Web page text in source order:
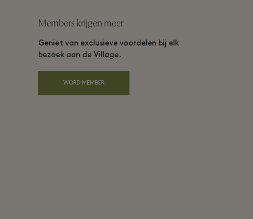
Members krijgen meer
Geniet van exclusieve voordelen bij elk
bezoek aan de Village.
WORD MEMBER